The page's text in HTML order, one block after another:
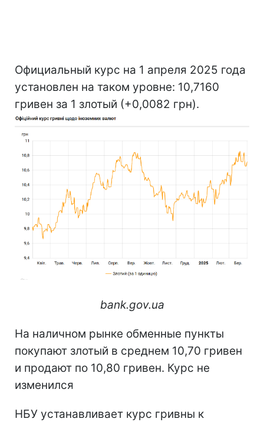
Официальный курс на 1 апреля 2025 года
установлен на таком уровне: 10,7160
гривен за 1 злотый (+0,0082 грн).
bank.gov.ua
На наличном рынке обменные пункты
покупают злотый в среднем 10,70 гривен
и продают по 10,80 гривен. Курс не
изменился
НБУ устанавливает курс гривны к